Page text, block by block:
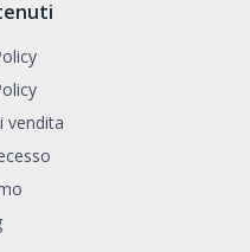
vendita